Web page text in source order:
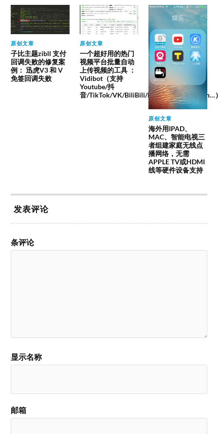
原创文章
子比主题zibll 支付
回调失败的修复案
例： 迅虎V3 和 V
免签回调失败
原创文章
一个超好用的热门
视频平台批量自动
上传视频的工具 ：
Vidibot（支持
Youtube/抖
音/TikTok/VK/BiliBili/Facebook/instagram…
原创文章
海外用IPAD、
MAC、智能电视三
者组建家庭无线点
播网络，无需
APPLE TV或HDMI
线等硬件设备支持
发表评论
条评论
显示名称
邮箱